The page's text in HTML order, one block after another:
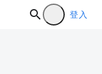
登入